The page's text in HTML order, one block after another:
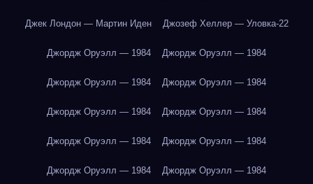
Джек Лондон — Мартин Иден Джозеф Хеллер — Уловка-22
Джордж Оруэлл — 1984 Джордж Оруэлл — 1984
Джордж Оруэлл — 1984 Джордж Оруэлл — 1984
Джордж Оруэлл — 1984 Джордж Оруэлл — 1984
Джордж Оруэлл — 1984 Джордж Оруэлл — 1984
Джордж Оруэлл — 1984 Джордж Оруэлл — 1984